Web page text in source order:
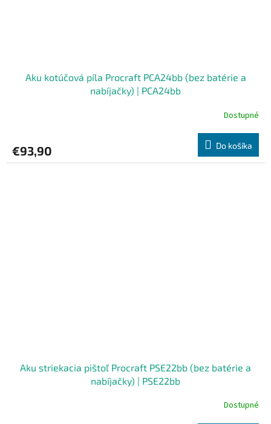
Aku kotúčová píla Procraft PCA24bb (bez batérie a
nabíjačky) | PCA24bb
Dostupné
€93,90 Do košíka
Aku striekacia pištoľ Procraft PSE22bb (bez batérie a
nabíjačky) | PSE22bb
Dostupné